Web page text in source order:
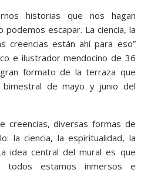
historias que nos hagan
escapar. La ciencia, la
creencias están ahí para eso”
e ilustrador mendocino de 36
formato de la terraza que
bimestral de mayo y junio del
creencias, diversas formas de
la ciencia, la espiritualidad, la
idea central del mural es que
todos estamos inmersos e